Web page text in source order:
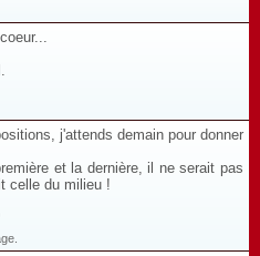
j'attends demain pour donner
et la dernière, il ne serait pas
celle du milieu !